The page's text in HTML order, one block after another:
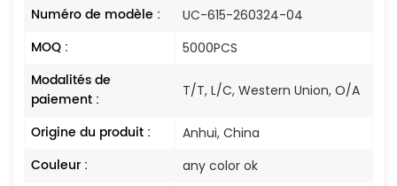
Numéro de modèle : UC-615-260324-04
MOQ : 5000PCS
Modalités de
paiement :
T/T, L/C, Western Union, O/A
Origine du produit : Anhui, China
Couleur : any color ok